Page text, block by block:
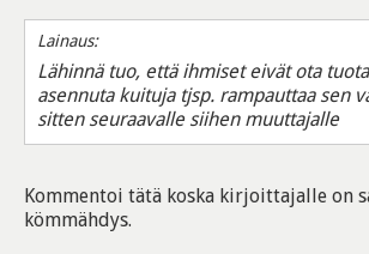
Lainaus:
Lähinnä tuo, että ihmiset eivät ota
asennuta kuituja tjsp. rampauttaa sen
sitten seuraavalle siihen muuttajalle
Kommentoi tätä koska kirjoittajalle on
kömmähdys.